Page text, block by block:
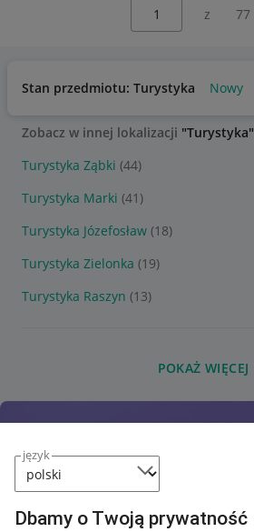
język
Dbamy o Twoją prywatność
z 77
Stan przedmiotu: Turystyka Nowy
Zobacz w innej lokalizacji "Turystyka"
Turystyka Ząbki (44)
Turystyka Marki (41)
Turystyka Józefosław (18)
Turystyka Zielonka (19)
Turystyka Raszyn (13)
POKAŻ WIĘCEJ